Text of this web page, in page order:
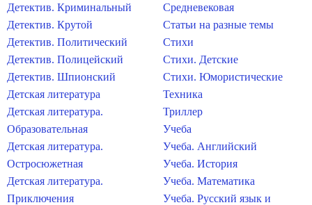
Детектив. Криминальный
Детектив. Крутой
Детектив. Политический
Детектив. Полицейский
Детектив. Шпионский
Детская литература
Детская литература.
Образовательная
Детская литература.
Остросюжетная
Детская литература.
Приключения
Средневековая
Статьи на разные темы
Стихи
Стихи. Детские
Стихи. Юмористические
Техника
Триллер
Учеба
Учеба. Английский
Учеба. История
Учеба. Математика
Учеба. Русский язык и